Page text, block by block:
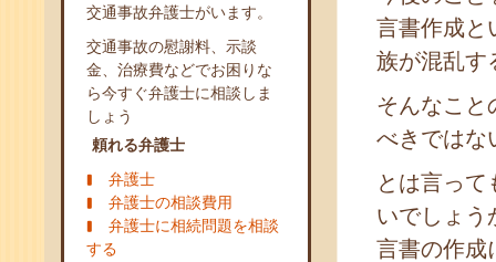
交通事故弁護士がいます。
交通事故の慰謝料、示談
金、治療費などでお困りな
ら今すぐ弁護士に相談しま
しょう
頼れる弁護士
弁護士
弁護士の相談費用
弁護士に相続問題を相談
する
言書作成と
族が混乱す
そんなこと
べきではな
とは言っ
いでしょう
言書の作成